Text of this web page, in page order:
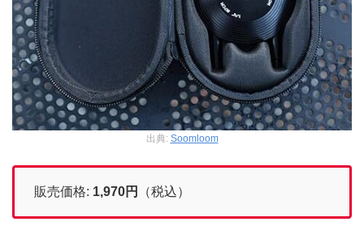
出典: Soomloom
販売価格: 1,970円 （税込）